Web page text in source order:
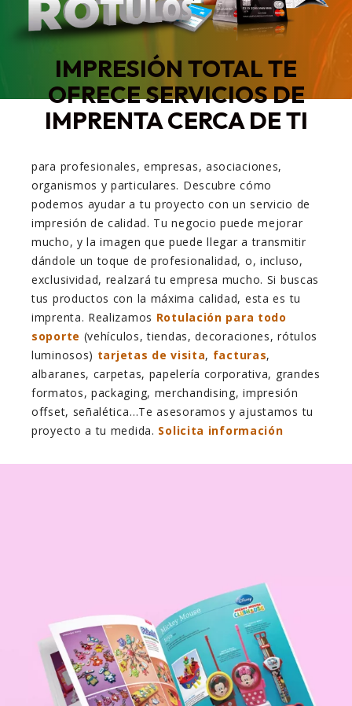
IMPRESIÓN TOTAL TE
OFRECE SERVICIOS DE
IMPRENTA CERCA DE TI
para profesionales, empresas, asociaciones,
organismos y particulares. Descubre cómo
podemos ayudar a tu proyecto con un servicio de
impresión de calidad. Tu negocio puede mejorar
mucho, y la imagen que puede llegar a transmitir
dándole un toque de profesionalidad, o, incluso,
exclusividad, realzará tu empresa mucho. Si buscas
tus productos con la máxima calidad, esta es tu
imprenta. Realizamos Rotulación para todo
soporte (vehículos, tiendas, decoraciones, rótulos
luminosos) tarjetas de visita, facturas,
albaranes, carpetas, papelería corporativa, grandes
formatos, packaging, merchandising, impresión
offset, señalética…Te asesoramos y ajustamos tu
proyecto a tu medida. Solicita información